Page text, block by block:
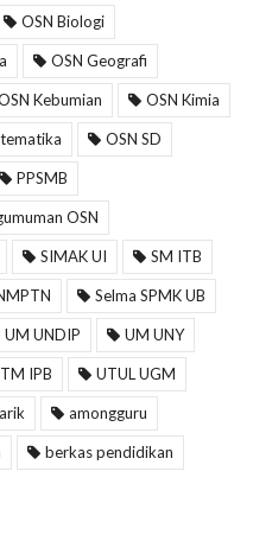
OSN Biologi
OSN Geografi
Kebumian OSN Kimia
OSN SD
PPSMB
OSN
SIMAK UI SM ITB
Selma SPMK UB
UM UNDIP UM UNY
IPB UTUL UGM
amongguru
berkas pendidikan